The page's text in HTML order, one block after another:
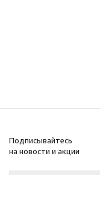
Подписывайтесь
на новости и акции